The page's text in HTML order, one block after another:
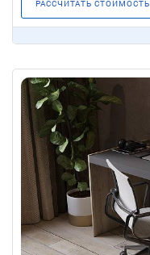
РАССЧИТАТЬ СТОИМОСТЬ